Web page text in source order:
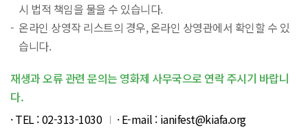
시 법적 책임을 물을 수 있습니다.
온라인 상영작 리스트의 경우, 온라인 상영관에서 확인할 수 있
습니다.
재생과 오류 관련 문의는 영화제 사무국으로 연락 주시기 바랍니
다.
· TEL :02-313-1030 · E-mail : ianifest@kiafa.org